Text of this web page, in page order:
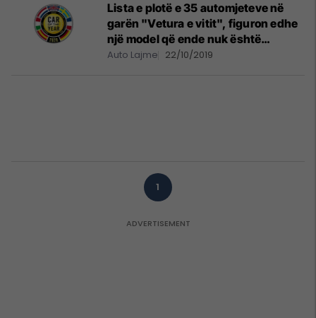
Lista e plotë e 35 automjeteve në
garën "Vetura e vitit", figuron edhe
një model që ende nuk është
prezantuar
Auto Lajme 22/10/2019
1